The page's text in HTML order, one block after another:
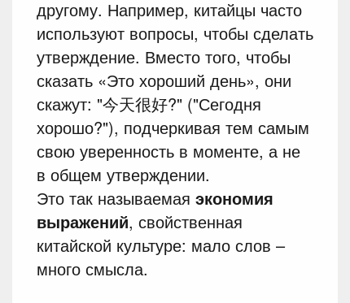
другому. Например, китайцы часто
используют вопросы, чтобы сделать
утверждение. Вместо того, чтобы
сказать «Это хороший день», они
скажут: "今天很好?" ("Сегодня
хорошо?"), подчеркивая тем самым
свою уверенность в моменте, а не
в общем утверждении.
Это так называемая экономия
выражений, свойственная
китайской культуре: мало слов –
много смысла.